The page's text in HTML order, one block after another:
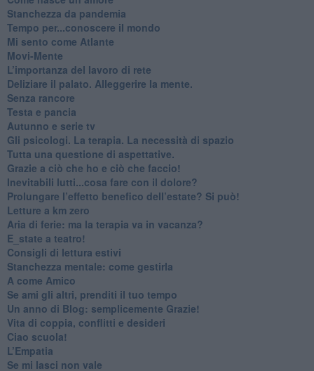
Stanchezza da pandemia
​Tempo per...conoscere il mondo
​Mi sento come Atlante
​Movi-Mente
​L’importanza del lavoro di rete
​Deliziare il palato. Alleggerire la mente.
​Senza rancore
​Testa e pancia
​Autunno e serie tv
​Gli psicologi. La terapia. La necessità di spazio
​Tutta una questione di aspettative.
​Grazie a ciò che ho e ciò che faccio!
​Inevitabili lutti...cosa fare con il dolore?
Prolungare l’effetto benefico dell’estate? Si può!
​Letture a km zero
​Aria di ferie: ma la terapia va in vacanza?
​E_state a teatro!
​Consigli di lettura estivi
​Stanchezza mentale: come gestirla
​A come Amico
​Se ami gli altri, prenditi il tuo tempo
​Un anno di Blog: semplicemente Grazie!
​Vita di coppia, conflitti e desideri
​Ciao scuola!
​L’Empatia
​Se mi lasci non vale